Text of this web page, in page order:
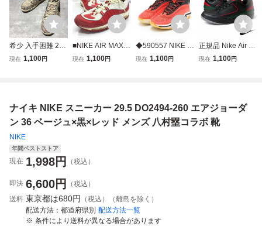
希少 入手困難 25
年製 NIKE ナイキ
ョーダン スニーカ
ー 28cm HV8293-
現在 1,100円
■NIKE AIR MAX
ナイキ エアマック
現在 1,100円
◆590557 NIKE ナ
イキ ◇スニーカー
メンズ ピンク系
現在 1,100円
正規品 Nike Air Jo
rdan 2 Low Origin
カー メンズ シュ
ーズ
現在 1,100円
ナイキ NIKE スニーカー 29.5 DO2494-260 エアジョーダ
ン 36 ベージュ×黒×レッド メンズ 八村塁コラボ 靴
NIKE
年間ベストストア
現在 1,998円 （税込）
即決 6,600円
（税込）
送料 東京都は680円
（税込）（離島を除く）
配送方法
都道府県別 配送方法一覧
条件により送料が異なる場合があります